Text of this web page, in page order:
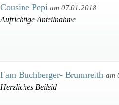
Cousine Pepi am 07.01.2018
Aufrichtige Anteilnahme
Fam Buchberger- Brunnreith am
Herzliches Beileid